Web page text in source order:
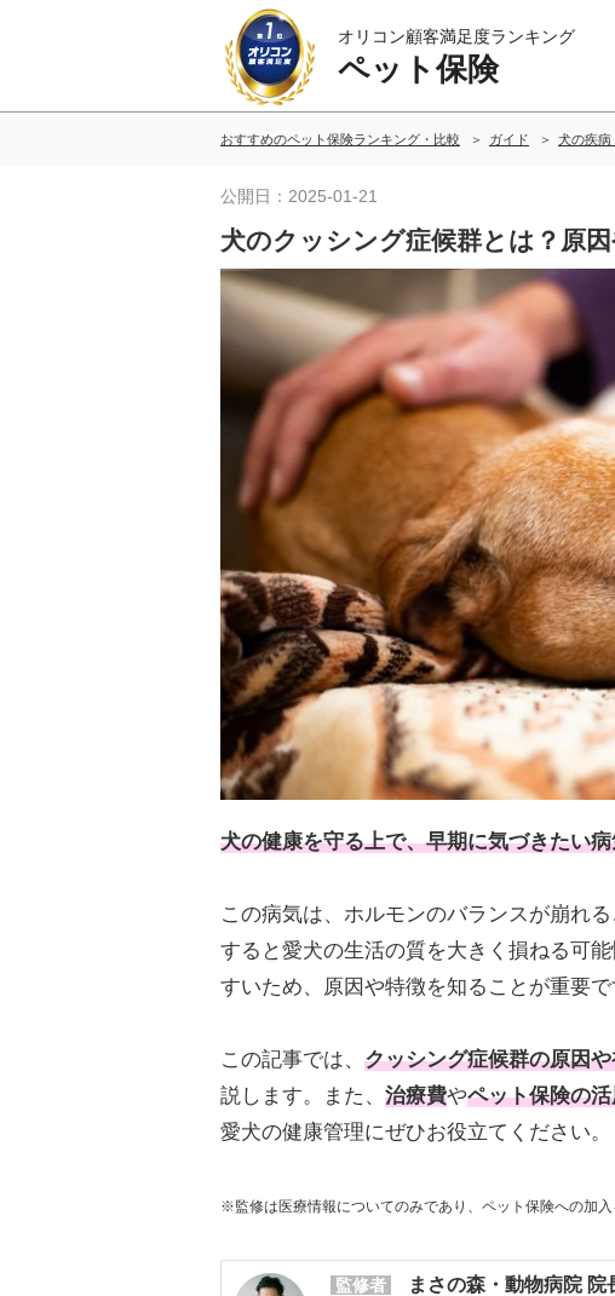
オリコン顧客満足度ランキング
ペット保険
おすすめのペット保険ランキング・比較 ガイド 犬の疾病
公開日：2025-01-21
犬のクッシング症候群とは？原
犬の健康を守る上で、早期に気づきたい
この病気は、ホルモンのバランスが崩れ
すると愛犬の生活の質を大きく損ねる可
すいため、原因や特徴を知ることが重要で
この記事では、 クッシング症候群の原因
説します。また、 治療費やペット保険の
愛犬の健康管理にぜひお役立てください。
※監修は医療情報についてのみであり、ペット保険への加入
監修者 まさの森・動物病院 院